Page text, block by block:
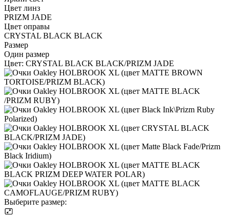
Цвет линз
PRIZM JADE
Цвет оправы
CRYSTAL BLACK BLACK
Размер
Один размер
Цвет: CRYSTAL BLACK BLACK/PRIZM JADE
Выберите размер: